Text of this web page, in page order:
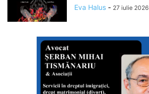
Eva Halus - 27 iulie 2026